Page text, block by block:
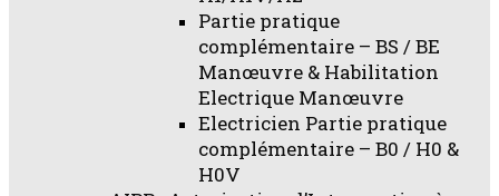
Partie pratique
complémentaire – BS / BE
Manœuvre & Habilitation
Electrique Manœuvre
Electricien Partie pratique
complémentaire – B0 / H0 &
H0V